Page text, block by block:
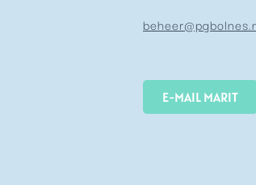
E-MAIL MARIT